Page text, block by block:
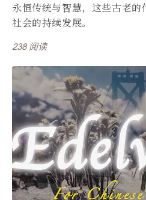
永恒传统与智慧，这些古老
社会的持续发展。
238 阅读